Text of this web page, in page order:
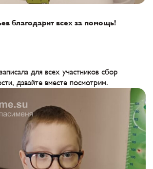
благодарит всех за помощь!
для всех участников сбор
давайте вместе посмотрим.